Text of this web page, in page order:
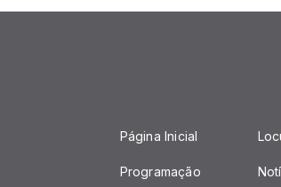
Página Inicial
Programação